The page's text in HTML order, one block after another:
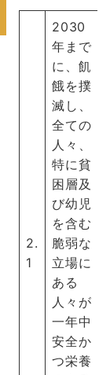
2.
1
2030
年まで
に、飢
餓を撲
滅し、
全ての
人々、
特に貧
困層及
び幼児
を含む
脆弱な
立場に
ある
人々が
一年中
安全か
つ栄養